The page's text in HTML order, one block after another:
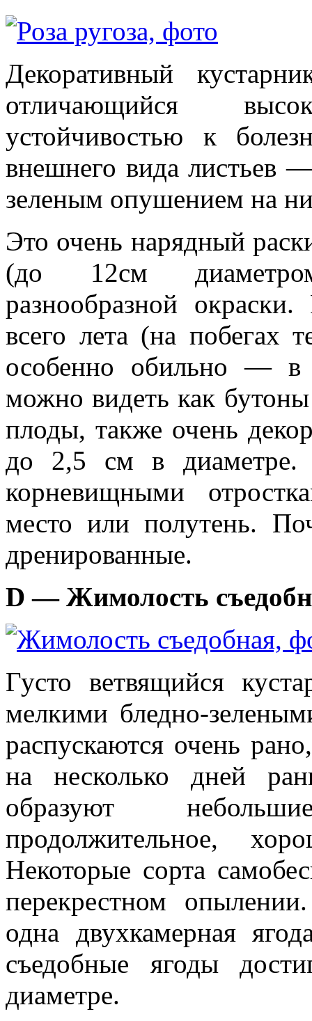
Декоративный
отличающийся
устойчивостью к
внешнего вида листьев
зеленым опушением на
Это очень нарядный
(до 12см
разнообразной
всего лета (на побегах
особенно обильно — в
можно видеть как
плоды, также очень
до 2,5 см в диаметре.
корневищными
место или полутень.
дренированные.
D — Жимолость
Густо ветвящийся
мелкими бледно-
распускаются очень
на несколько дней
образуют
продолжительное,
Некоторые сорта
перекрестном
одна двухкамерная
съедобные ягоды
диаметре.